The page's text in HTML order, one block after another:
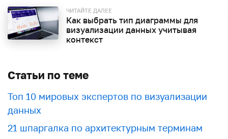
ЧИТАЙТЕ ДАЛЕЕ
Как выбрать тип диаграммы для
визуализации данных учитывая
контекст
Статьи по теме
Топ 10 мировых экспертов по визуализации
данных
21 шпаргалка по архитектурным терминам